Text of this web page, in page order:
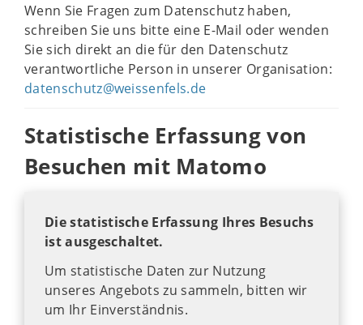
Wenn Sie Fragen zum Datenschutz haben,
schreiben Sie uns bitte eine E-Mail oder wenden
Sie sich direkt an die für den Datenschutz
verantwortliche Person in unserer Organisation:
datenschutz@weissenfels.de
Statistische Erfassung von
Besuchen mit Matomo
Die statistische Erfassung Ihres Besuchs
ist ausgeschaltet.
Um statistische Daten zur Nutzung
unseres Angebots zu sammeln, bitten wir
um Ihr Einverständnis.